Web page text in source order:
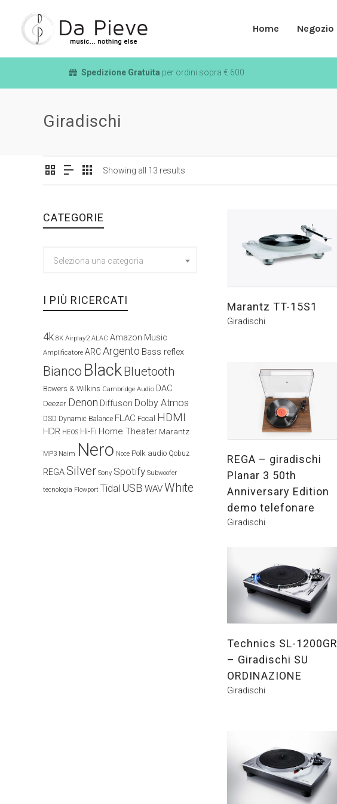
Home Negozio
Spedizione Gratuita per ordini sopra € 600
Giradischi
Showing all 13 results
Marantz TT-15S1
Giradischi
REGA – giradischi
Planar 3 50th
Anniversary Edition
demo telefonare
Giradischi
Technics SL-1200GR
– Giradischi SU
ORDINAZIONE
Giradischi
CATEGORIE
Seleziona una categoria
I PIÙ RICERCATI
4k 8K Airplay2 ALAC Amazon Music
Amplificatore ARCArgento Bass reflex
Bianco BlackBluetooth
Bowers & Wilkins Cambridge Audio DAC
Deezer Denon Diffusori Dolby Atmos
DSD Dynamic Balance FLAC Focal HDMI
HDR HEOS Hi-Fi Home Theater Marantz
MP3 Naim Nero Noce Polk audio Qobuz
REGASilver Sony Spotify Subwoofer
tecnologia Flowport Tidal USB WAVWhite